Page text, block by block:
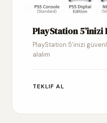
PlayStation 5’inizi
PlayStation 5’inizi
alalım
TEKLIF AL